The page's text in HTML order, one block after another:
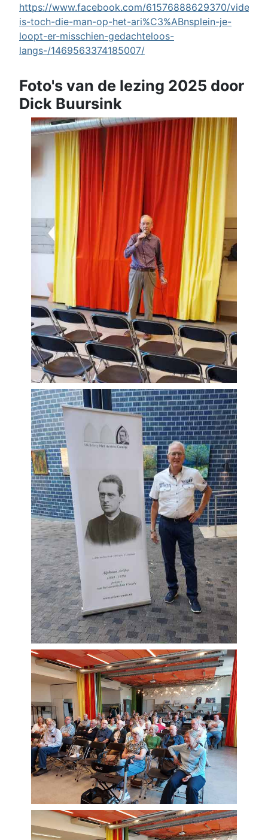
https://www.facebook.com/61576888629370/videos/
is-toch-die-man-op-het-ari%C3%ABnsplein-je-
loopt-er-misschien-gedachteloos-
langs-/1469563374185007/
Foto's van de lezing 2025 door
Dick Buursink